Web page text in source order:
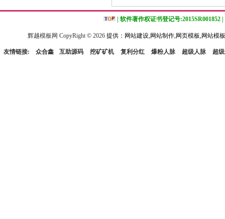
| 软件著作权证书登记号:2015SR001852
辉越模板网 CopyRight ©2026 提供：网站建设,网站制作,网页模板,网站模
友情链接: 众合鑫 互助源码 挖矿矿机 复利分红 爆粉人脉 超级人脉 超